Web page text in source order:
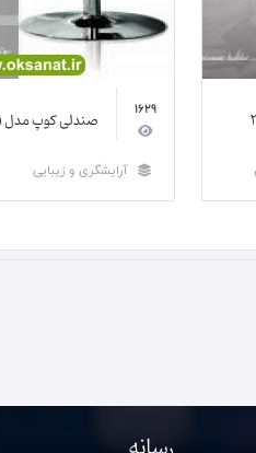
1629 صندلی کوپ مدل 131
آرایشگری و زیبایی